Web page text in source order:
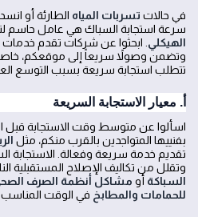
في حالات تسربات المياه الطارئة أو
سرعة استجابة السباك هي عامل حاسم
الهيكلي . ابحثوا عن شركات تقدم
وتضمن وصولاً سريعاً إلى موقعكم،
تتطلب استجابة سريعة بسبب التوسع
أ. معيار الاستجابة السريعة
اسألوا عن متوسط وقت الاستجابة قبل
بفنييها المتواجدين بالقرب منكم، مثل
تقديم خدمة سريعة وفعالة. الاستجابة
وتقلل من تكاليف الإصلاح المستقبلية
السباكة أو مشاكل أنظمة الصرف
للحمامات والمطابخ في الوقت